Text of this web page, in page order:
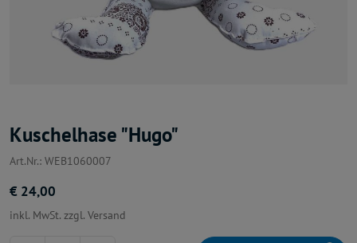
Kuschelhase "Hugo"
Art.Nr.: WEB1060007
€ 24,00
inkl. MwSt. zzgl. Versand